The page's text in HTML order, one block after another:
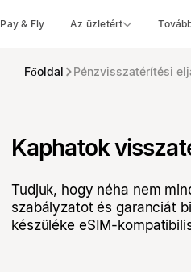
Pay & Fly Az üzletért
Főoldal Pénzvisszatérítési
Kaphatok
Tudjuk, hogy néha nem
szabályzatot és garanciát
készüléke eSIM-